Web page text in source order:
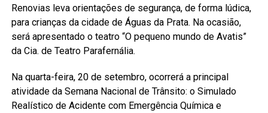
Renovias leva orientações de segurança, de forma lúdica,
para crianças da cidade de Águas da Prata. Na ocasião,
será apresentado o teatro “O pequeno mundo de Avatis”
da Cia. de Teatro Parafernália.
Na quarta-feira, 20 de setembro, ocorrerá a principal
atividade da Semana Nacional de Trânsito: o Simulado
Realístico de Acidente com Emergência Química e